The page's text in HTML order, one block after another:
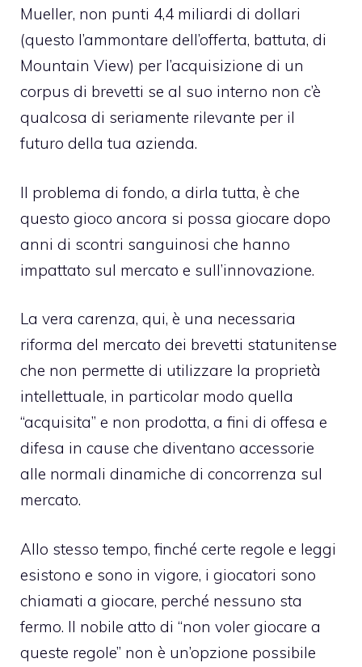
Mueller, non punti 4,4 miliardi di dollari
(questo l’ammontare dell’offerta, battuta, di
Mountain View) per l’acquisizione di un
corpus di brevetti se al suo interno non c’è
qualcosa di seriamente rilevante per il
futuro della tua azienda.
Il problema di fondo, a dirla tutta, è che
questo gioco ancora si possa giocare dopo
anni di scontri sanguinosi che hanno
impattato sul mercato e sull’innovazione.
La vera carenza, qui, è una necessaria
riforma del mercato dei brevetti statunitense
che non permette di utilizzare la proprietà
intellettuale, in particolar modo quella
“acquisita” e non prodotta, a fini di offesa e
difesa in cause che diventano accessorie
alle normali dinamiche di concorrenza sul
mercato.
Allo stesso tempo, finché certe regole e leggi
esistono e sono in vigore, i giocatori sono
chiamati a giocare, perché nessuno sta
fermo. Il nobile atto di “non voler giocare a
queste regole” non è un’opzione possibile